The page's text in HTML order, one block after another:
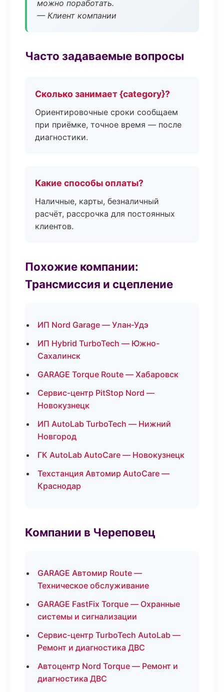
можно поработать.
— Клиент компании
Часто задаваемые вопросы
Сколько занимает {category}?
Ориентировочные сроки сообщаем
при приёмке, точное время — после
диагностики.
Какие способы оплаты?
Наличные, карты, безналичный
расчёт, рассрочка для постоянных
клиентов.
Похожие компании:
Трансмиссия и сцепление
ИП Nord Garage — Улан-Удэ
ИП Hybrid TurboTech — Южно-
Сахалинск
GARAGE Torque Route — Хабаровск
Сервис-центр PitStop Nord —
Новокузнецк
ИП AutoLab TurboTech — Нижний
Новгород
ГК AutoLab AutoCare — Новокузнецк
Техстанция Автомир AutoCare —
Краснодар
Компании в Череповец
GARAGE Автомир Route —
Техническое обслуживание
GARAGE FastFix Torque — Охранные
системы и сигнализации
Сервис-центр TurboTech AutoLab —
Ремонт и диагностика ДВС
Автоцентр Nord Torque — Ремонт и
диагностика ДВС